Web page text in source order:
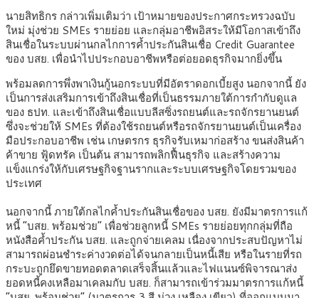
นายสิทธิกร กล่าวเพิ่มเติมว่า เป้าหมายของประกาศกระทรวงฉบับ
ใหม่ มุ่งช่วย SMEs รายย่อย และกลุ่มอาชีพอิสระให้มีโอกาสเข้าถึง
สินเชื่อในระบบผ่านกลไกการค้ำประกันสินเชื่อ Credit Guarantee
ของ บสย. เพื่อนำไปประกอบอาชีพหรือต่อยอดธุรกิจมากยิ่งขึ้น
พร้อมลดการพึ่งพาเงินกู้นอกระบบที่มีอัตราดอกเบี้ยสูง นอกจากนี้ ยัง
เป็นการส่งเสริมการเข้าถึงสินเชื่อที่เป็นธรรมภายใต้การกำกับดูแล
ของ ธปท. และเข้าถึงสินเชื่อแบบลีสซิ่งรถยนต์และรถจักรยานยนต์
ซึ่งจะช่วยให้ SMEs ที่ต้องใช้รถยนต์หรือรถจักรยานยนต์เป็นเครื่อง
มือประกอบอาชีพ เช่น เกษตรกร ธุรกิจรับเหมาก่อสร้าง ขนส่งสินค้า
ค้าขาย ฟู้ดทรัค เป็นต้น สามารถพลิกฟื้นธุรกิจ และสร้างความ
แข็งแกร่งให้กับเศรษฐกิจฐานรากและระบบเศรษฐกิจโดยรวมของ
ประเทศ
นอกจากนี้ ภายใต้กลไกค้ำประกันสินเชื่อของ บสย. ยังมีมาตรการแก้
หนี้ “บสย. พร้อมช่วย” เพื่อช่วยลูกหนี้ SMEs รายย่อยทุกกลุ่มที่ถือ
หนังสือค้ำประกัน บสย. และถูกจ่ายเคลม เนื่องจากประสบปัญหาไม่
สามารถผ่อนชำระค่างวดต่อได้จนกลายเป็นหนี้เสีย หรือในรายที่รถ
กระบะถูกยึดขายทอดตลาดเสร็จสิ้นแล้วและไฟแนนซ์พิจารณาส่ง
ยอดหนี้คงเหลือมาเคลมกับ บสย. ก็สามารถเข้าร่วมมาตรการแก้หนี้